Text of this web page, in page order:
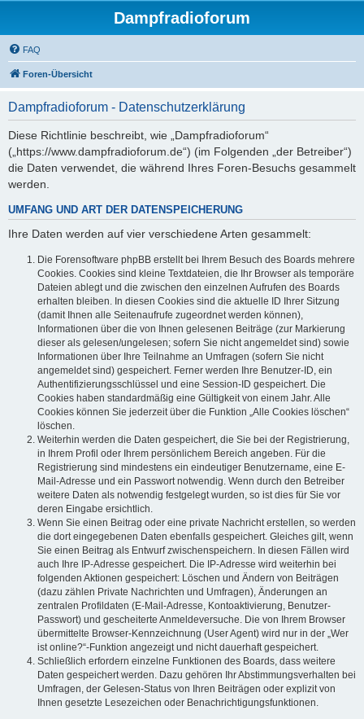
Dampfradioforum
FAQ
Foren-Übersicht
Dampfradioforum - Datenschutzerklärung
Diese Richtlinie beschreibt, wie „Dampfradioforum“
(„https://www.dampfradioforum.de“) (im Folgenden „der Betreiber“)
die Daten verwendet, die während Ihres Foren-Besuchs gesammelt
werden.
UMFANG UND ART DER DATENSPEICHERUNG
Ihre Daten werden auf vier verschiedene Arten gesammelt:
Die Forensoftware phpBB erstellt bei Ihrem Besuch des Boards mehrere
Cookies. Cookies sind kleine Textdateien, die Ihr Browser als temporäre
Dateien ablegt und die zwischen den einzelnen Aufrufen des Boards
erhalten bleiben. In diesen Cookies sind die aktuelle ID Ihrer Sitzung
(damit Ihnen alle Seitenaufrufe zugeordnet werden können),
Informationen über die von Ihnen gelesenen Beiträge (zur Markierung
dieser als gelesen/ungelesen; sofern Sie nicht angemeldet sind) sowie
Informationen über Ihre Teilnahme an Umfragen (sofern Sie nicht
angemeldet sind) gespeichert. Ferner werden Ihre Benutzer-ID, ein
Authentifizierungsschlüssel und eine Session-ID gespeichert. Die
Cookies haben standardmäßig eine Gültigkeit von einem Jahr. Alle
Cookies können Sie jederzeit über die Funktion „Alle Cookies löschen“
löschen.
Weiterhin werden die Daten gespeichert, die Sie bei der Registrierung,
in Ihrem Profil oder Ihrem persönlichem Bereich angeben. Für die
Registrierung sind mindestens ein eindeutiger Benutzername, eine E-
Mail-Adresse und ein Passwort notwendig. Wenn durch den Betreiber
weitere Daten als notwendig festgelegt wurden, so ist dies für Sie vor
deren Eingabe ersichtlich.
Wenn Sie einen Beitrag oder eine private Nachricht erstellen, so werden
die dort eingegebenen Daten ebenfalls gespeichert. Gleiches gilt, wenn
Sie einen Beitrag als Entwurf zwischenspeichern. In diesen Fällen wird
auch Ihre IP-Adresse gespeichert. Die IP-Adresse wird weiterhin bei
folgenden Aktionen gespeichert: Löschen und Ändern von Beiträgen
(dazu zählen Private Nachrichten und Umfragen), Änderungen an
zentralen Profildaten (E-Mail-Adresse, Kontoaktivierung, Benutzer-
Passwort) und gescheiterte Anmeldeversuche. Die von Ihrem Browser
übermittelte Browser-Kennzeichnung (User Agent) wird nur in der „Wer
ist online?“-Funktion angezeigt und nicht dauerhaft gespeichert.
Schließlich erfordern einzelne Funktionen des Boards, dass weitere
Daten gespeichert werden. Dazu gehören Ihr Abstimmungsverhalten bei
Umfragen, der Gelesen-Status von Ihren Beiträgen oder explizit von
Ihnen gesetzte Lesezeichen oder Benachrichtigungsfunktionen.